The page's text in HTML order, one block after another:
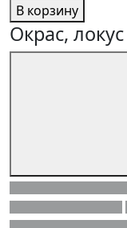
В корзину
Окрас, локус